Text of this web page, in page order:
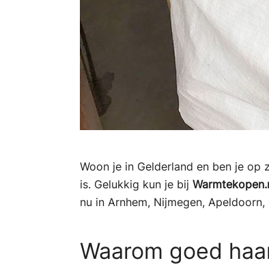
Woon je in Gelderland en ben je
is. Gelukkig kun je bij
nu in Arnhem, Nijmegen,
Waarom goed